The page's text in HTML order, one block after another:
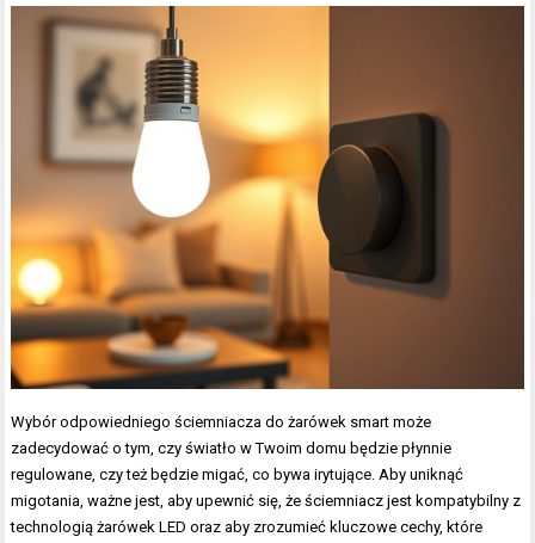
Wybór odpowiedniego ściemniacza do żarówek smart może
zadecydować o tym, czy światło w Twoim domu będzie płynnie
regulowane, czy też będzie migać, co bywa irytujące. Aby uniknąć
migotania, ważne jest, aby upewnić się, że ściemniacz jest kompatybilny z
technologią żarówek LED oraz aby zrozumieć kluczowe cechy, które